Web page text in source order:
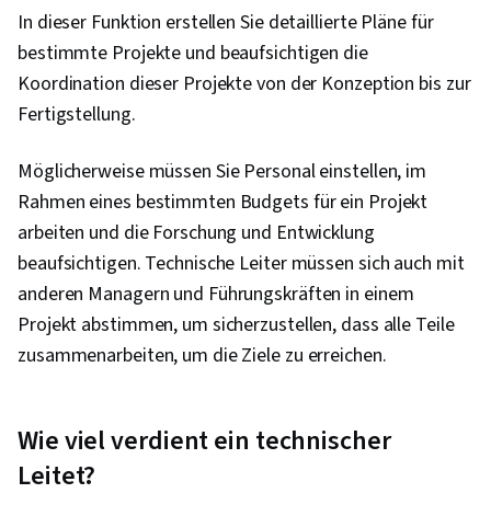
Kommunikation, Datenbank-Management,
Relationale Datenbanken, Datenbank-
MySQL, Datenbank-Systeme, Wiederherstellung
im Katastrophenfall, Leistungsoptimierung,
Datenbank-Software, PostgreSQL,
Rollenbasierte Zugriffskontrolle (RBAC),
Technologien zur Datenspeicherung, Operative
Datenbanken, IBM DB2, Datenpflege, Netzwerk-
Fehlerbehebung, IT-Automatisierung,
Datenbank-Entwicklung, Datenmodellierung,
In dieser Funktion erstellen Sie detaillierte Pläne für
bestimmte Projekte und beaufsichtigen die
Koordination dieser Projekte von der Konzeption bis zur
Fertigstellung.
Möglicherweise müssen Sie Personal einstellen, im
Rahmen eines bestimmten Budgets für ein Projekt
arbeiten und die Forschung und Entwicklung
beaufsichtigen. Technische Leiter müssen sich auch mit
anderen Managern und Führungskräften in einem
Projekt abstimmen, um sicherzustellen, dass alle Teile
zusammenarbeiten, um die Ziele zu erreichen.
Wie viel verdient ein technischer
Leitet?